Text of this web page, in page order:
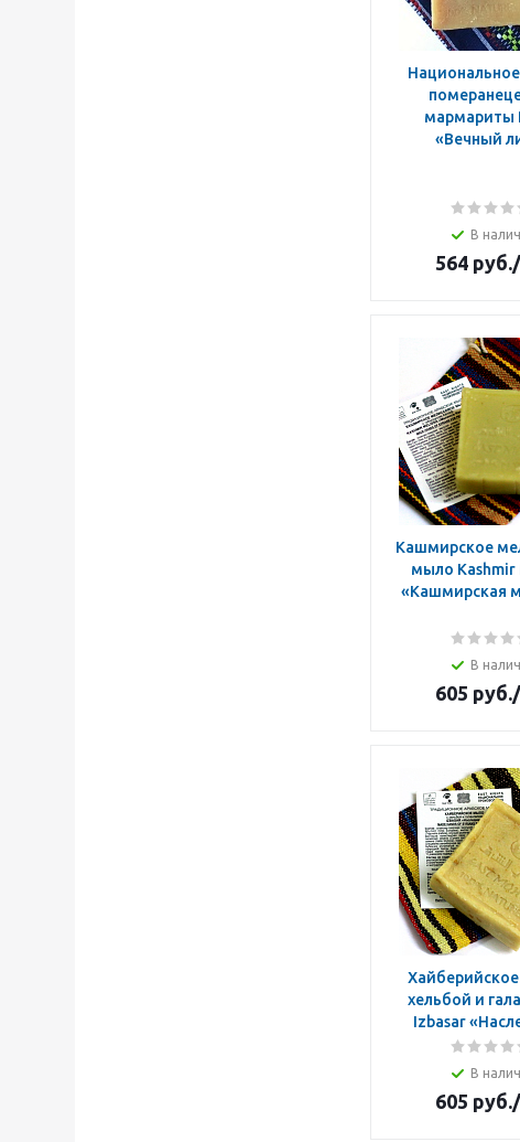
мармариты
«Вечный
В
564руб.
Кашмирское
мыло Kashmir
«Кашмирская
В
605 руб.
хельбой и
Izbasar
В
605 руб.